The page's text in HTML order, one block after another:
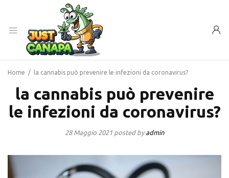
Home / la cannabis può prevenire le infezioni da coronavirus?
la cannabis può prevenire
le infezioni da coronavirus?
28 Maggio 2021 posted byadmin